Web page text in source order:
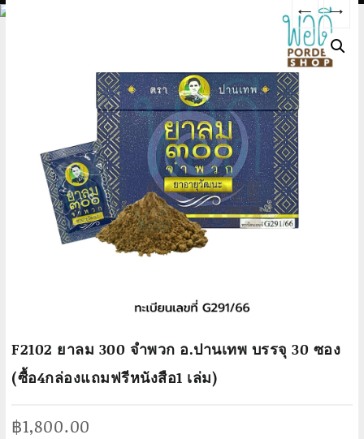
← →
F2102 ยาลม 300 จำพวก อ.ปานเทพ บรรจุ 30 ซอง
(ซื้อ4กล่องแถมฟรีหนังสือ1 เล่ม)
฿1,800.00
Add to cart Add to cart